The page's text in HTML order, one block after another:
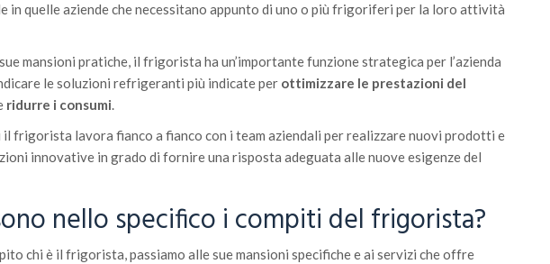
in quelle aziende che necessitano appunto di uno o più frigoriferi per la loro attività
mansioni pratiche, il frigorista ha un’importante funzione strategica per l’azienda
le soluzioni refrigeranti più indicate per ottimizzare le prestazioni del
ridurre i consumi.
il frigorista lavora fianco a fianco con i team aziendali per realizzare nuovi prodotti e
innovative in grado di fornire una risposta adeguata alle nuove esigenze del
nello specifico i compiti del frigorista?
chi è il frigorista, passiamo alle sue mansioni specifiche e ai servizi che offre